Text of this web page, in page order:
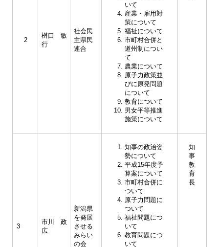
2
桝口 敏
行
社会民
主県民
連合
いて
産業・雇用対
策について
福祉について
市町村合併と
道州制につい
て
農業について
原子力政策並
びに原発問題
について
教育について
男女平等推進
施策について
3
市川 政
広
新潟県
を発展
させる
みらい
の会
知事の政治姿
勢について
平成15年度予
算案について
市町村合併に
ついて
原子力問題に
ついて
福祉問題につ
いて
教育問題につ
いて
知
事
教
育
長